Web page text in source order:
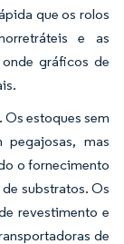
que os rolos
e as
gráficos de
estoques sem
pegajosas, mas
o fornecimento
substratos. Os
revestimento e
de